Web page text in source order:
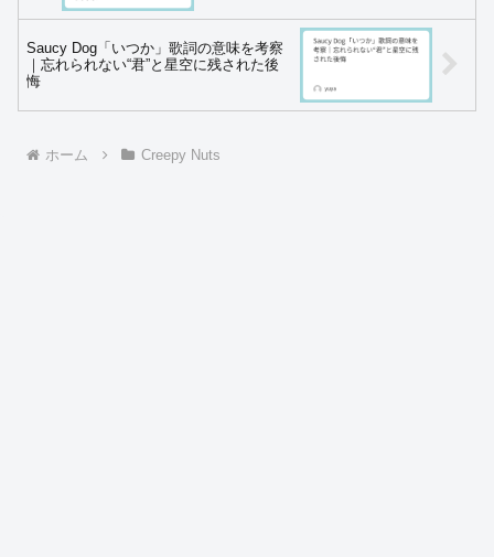
Saucy Dog「いつか」歌詞の意味を考察
｜忘れられない“君”と星空に残された後
悔
ホーム Creepy Nuts